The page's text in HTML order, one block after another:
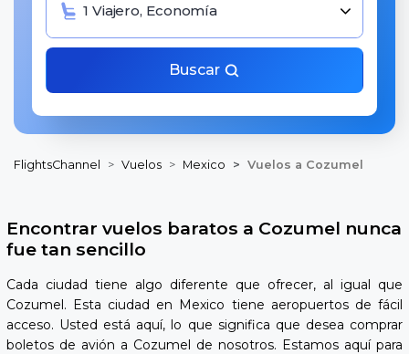
1 Viajero, Economía
Buscar
FlightsChannel Vuelos Mexico Vuelos a Cozumel
Encontrar vuelos baratos a Cozumel nunca
fue tan sencillo
Cada ciudad tiene algo diferente que ofrecer, al igual que
Cozumel. Esta ciudad en Mexico tiene aeropuertos de fácil
acceso. Usted está aquí, lo que significa que desea comprar
boletos de avión a Cozumel de nosotros. Estamos aquí para